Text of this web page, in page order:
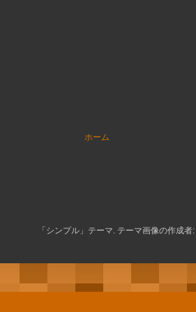
ホーム
「シンプル」テーマ. テーマ画像の作成者: